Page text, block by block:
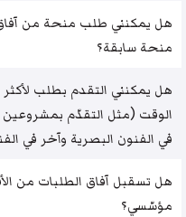
هل يمكنني طلب منحة من
منحة سابقة؟
هل يمكنني التقدم بطلب
الوقت (مثل التقدّم بمشروعين
في الفنون البصرية وآخر في
هل تسقبل آفاق الطلبات من
مؤسّسي؟